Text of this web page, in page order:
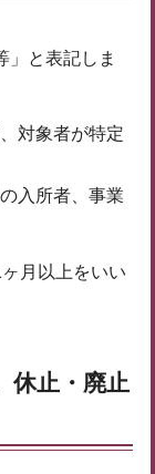
」と表記しま
対象者が特定
入所者、事業
月以上をいい
休止・廃止